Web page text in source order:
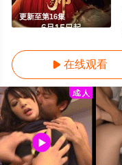
更新至第16集
 在线观看